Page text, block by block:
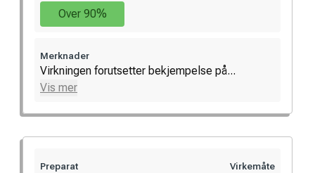
Over 90%
Merknader
Virkningen forutsetter bekjempelse på...
Vis mer
Preparat Virkemåte